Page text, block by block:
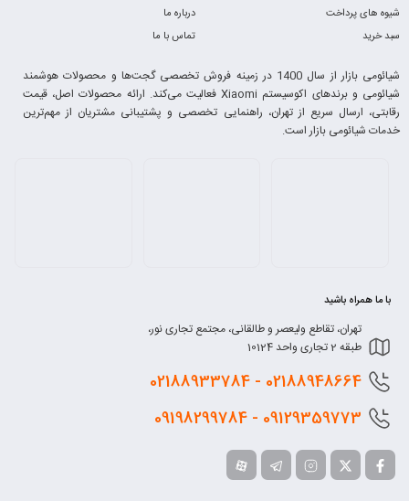
شیوه های پرداخت
سبد خرید
درباره ما
تماس با ما
شیائومی بازار از سال 1400 در زمینه فروش تخصصی گجت‌ها و محصولات هوشمند
شیائومی و برندهای اکوسیستم Xiaomi فعالیت می‌کند. ارائه محصولات اصل، قیمت
رقابتی، ارسال سریع از تهران، راهنمایی تخصصی و پشتیبانی مشتریان از مهم‌ترین
خدمات شیائومی بازار است.
با ما همراه باشید
تهران، تقاطع ولیعصر و طالقانی، مجتمع تجاری نور،
طبقه 2 تجاری واحد 10124
02188948664 - 02188933784
09129359773 - 09198299784